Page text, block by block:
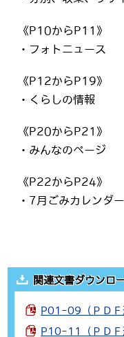
《P10からP11》
・フォトニュース
《P12からP19》
・くらしの情報
《P20からP21》
・みんなのページ
《P22からP24》
・7月ごみカレンダ
関連文書ダウンロ
P01-09（ＰＤＦ
P10-11（ＰＤＦ